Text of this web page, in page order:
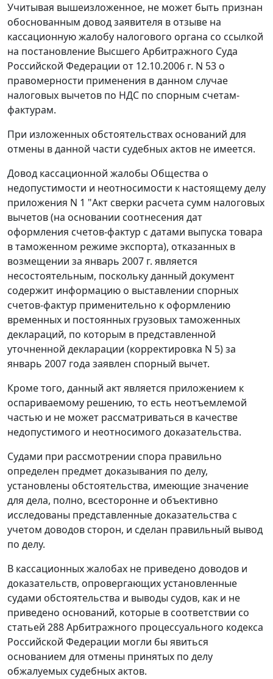
Учитывая вышеизложенное, не может быть признан
обоснованным довод заявителя в отзыве на
кассационную жалобу налогового органа со ссылкой
на постановление Высшего Арбитражного Суда
Российской Федерации от 12.10.2006 г. N 53 о
правомерности применения в данном случае
налоговых вычетов по НДС по спорным счетам-
фактурам.
При изложенных обстоятельствах оснований для
отмены в данной части судебных актов не имеется.
Довод кассационной жалобы Общества о
недопустимости и неотносимости к настоящему делу
приложения N 1 "Акт сверки расчета сумм налоговых
вычетов (на основании соотнесения дат
оформления счетов-фактур с датами выпуска товара
в таможенном режиме экспорта), отказанных в
возмещении за январь 2007 г. является
несостоятельным, поскольку данный документ
содержит информацию о выставлении спорных
счетов-фактур применительно к оформлению
временных и постоянных грузовых таможенных
деклараций, по которым в представленной
уточненной декларации (корректировка N 5) за
январь 2007 года заявлен спорный вычет.
Кроме того, данный акт является приложением к
оспариваемому решению, то есть неотъемлемой
частью и не может рассматриваться в качестве
недопустимого и неотносимого доказательства.
Судами при рассмотрении спора правильно
определен предмет доказывания по делу,
установлены обстоятельства, имеющие значение
для дела, полно, всесторонне и объективно
исследованы представленные доказательства с
учетом доводов сторон, и сделан правильный вывод
по делу.
В кассационных жалобах не приведено доводов и
доказательств, опровергающих установленные
судами обстоятельства и выводы судов, как и не
приведено оснований, которые в соответствии со
статьей 288Арбитражного процессуального кодекса
Российской Федерации могли бы явиться
основанием для отмены принятых по делу
обжалуемых судебных актов.